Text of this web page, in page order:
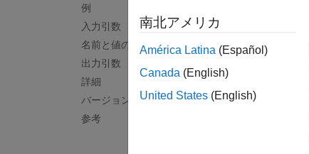
例
入力引数
名前と値の引数
出力引数
詳細
バージョン履歴
参考
説
=
な
準
南北アメリカ
América Latina (Español)
Canada (English)
United States (English)